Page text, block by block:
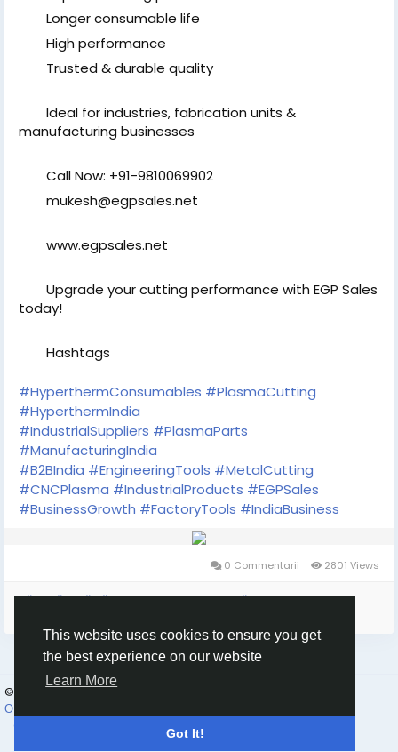
This website uses cookies to ensure you get
the best experience on our website
Learn More
Got It!
Longer consumable life
High performance
Trusted & durable quality
Ideal for industries, fabrication units &
manufacturing businesses
Call Now: +91-9810069902
mukesh@egpsales.net
www.egpsales.net
Upgrade your cutting performance with EGP Sales
today!
Hashtags
#HyperthermConsumables #PlasmaCutting
#HyperthermIndia
#IndustrialSuppliers #PlasmaParts
#ManufacturingIndia
#B2BIndia #EngineeringTools #MetalCutting
#CNCPlasma #IndustrialProducts #EGPSales
#BusinessGrowth #FactoryTools #IndiaBusiness
0 Commentarii 2801 Views
Vă rugăm să vă autentificați pentru a vă dori, partaja și
© 2026 Goruss
О Нас
Contacteaza-ne
Director